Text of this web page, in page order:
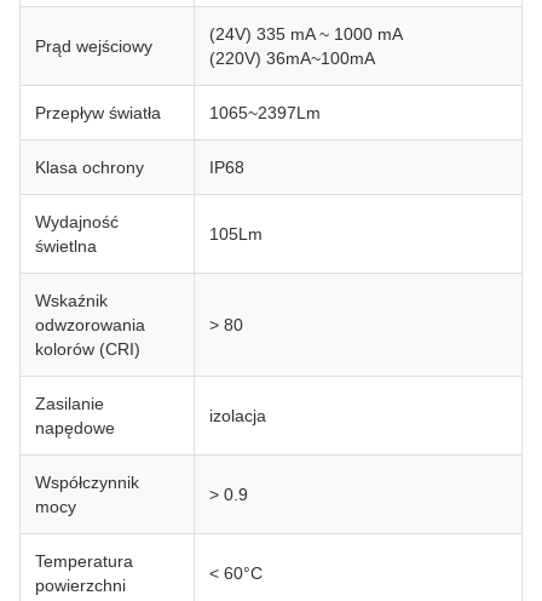
Prąd wejściowy
(24V) 335 mA ~ 1000 mA
(220V) 36mA~100mA
Przepływ światła 1065~2397Lm
Klasa ochrony IP68
Wydajność
świetlna
105Lm
Wskaźnik
odwzorowania
kolorów (CRI)
> 80
Zasilanie
napędowe
izolacja
Współczynnik
mocy
> 0.9
Temperatura
powierzchni
< 60°C